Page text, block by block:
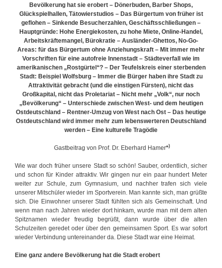
Bevölkerung hat sie erobert – Dönerbuden, Barber Shops,
Glückspielhallen, Tätowierstudios – Das Bürgertum von früher ist
geflohen – Sinkende Besucherzahlen, Geschäftsschließungen –
Hauptgründe: Hohe Energiekosten, zu hohe Miete, Online-Handel,
Arbeitskräftemangel, Bürokratie – Ausländer-Ghettos, No-Go-
Areas: für das Bürgertum ohne Anziehungskraft – Mit immer mehr
Vorschriften für eine autofreie Innenstadt – Städteverfall wie im
amerikanischen „Rostgürtel“? – Der Teufelskreis einer sterbenden
Stadt: Beispiel Wolfsburg – Immer die Bürger haben ihre Stadt zu
Attraktivität gebracht (und die einstigen Fürsten), nicht das
Großkapital, nicht das Proletariat – Nicht mehr „Volk“, nur noch
„Bevölkerung“ – Unterschiede zwischen West- und dem heutigen
Ostdeutschland – Rentner-Umzug von West nach Ost – Das heutige
Ostdeutschland wird immer mehr zum lebenswerteren Deutschland
werden – Eine kulturelle Tragödie
Gastbeitrag von Prof. Dr. Eberhard Hamer*)
Wie war doch früher unsere Stadt so schön! Sauber, ordentlich, sicher
und schon für Kinder attraktiv. Wir gingen nur ein paar hundert Meter
weiter zur Schule, zum Gymnasium, und nachher trafen sich viele
unserer Mitschüler wieder im Sportverein. Man kannte sich, man grüßte
sich. Die Einwohner unserer Stadt fühlten sich als Gemeinschaft. Und
wenn man nach Jahren wieder dort hinkam, wurde man mit dem alten
Spitznamen wieder freudig begrüßt, dann wurde über die alten
Schulzeiten geredet oder über den gemeinsamen Sport. Es war sofort
wieder Verbindung untereinander da. Diese Stadt war eine Heimat.
Eine ganz andere Bevölkerung hat die Stadt erobert